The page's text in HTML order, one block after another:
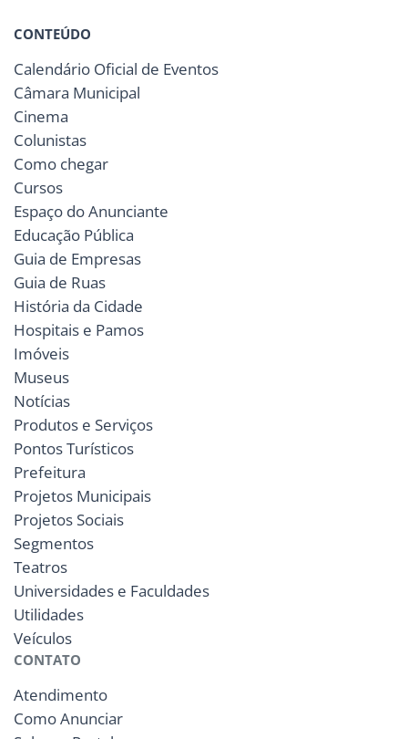
CONTEÚDO
Calendário Oficial de Eventos
Câmara Municipal
Cinema
Colunistas
Como chegar
Cursos
Espaço do Anunciante
Educação Pública
Guia de Empresas
Guia de Ruas
História da Cidade
Hospitais e Pamos
Imóveis
Museus
Notícias
Produtos e Serviços
Pontos Turísticos
Prefeitura
Projetos Municipais
Projetos Sociais
Segmentos
Teatros
Universidades e Faculdades
Utilidades
Veículos
CONTATO
Atendimento
Como Anunciar